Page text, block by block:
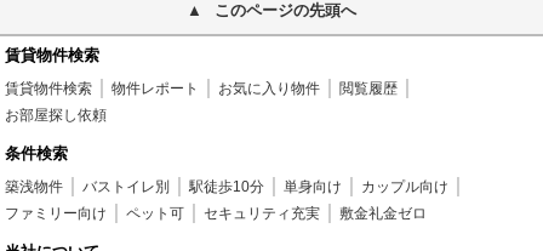
このページの先頭へ
賃貸物件検索
賃貸物件検索 物件レポート お気に入り物件
閲覧履歴
お部屋探し依頼
条件検索
築浅物件 バストイレ別 駅徒歩10分 単身向け
カップル向け
ファミリー向け
ペット可 セキュリティ充実 敷金礼金ゼロ